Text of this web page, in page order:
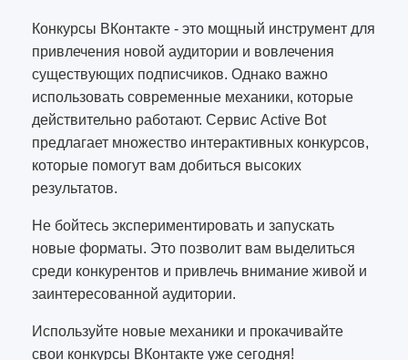
Конкурсы ВКонтакте - это мощный инструмент для
привлечения новой аудитории и вовлечения
существующих подписчиков. Однако важно
использовать современные механики, которые
действительно работают. Сервис Active Bot
предлагает множество интерактивных конкурсов,
которые помогут вам добиться высоких
результатов.
Не бойтесь экспериментировать и запускать
новые форматы. Это позволит вам выделиться
среди конкурентов и привлечь внимание живой и
заинтересованной аудитории.
Используйте новые механики и прокачивайте
свои конкурсы ВКонтакте уже сегодня!